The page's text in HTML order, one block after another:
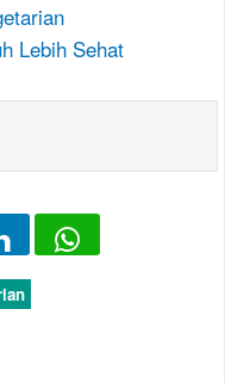
Lebih Sehat